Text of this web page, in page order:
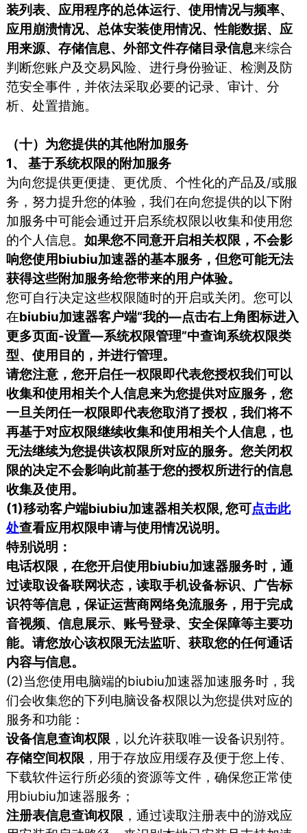
装列表、应用程序的总体运行、使用情况与频率、
应用崩溃情况、总体安装使用情况、性能数据、应
用来源、存储信息、外部文件存储目录信息来综合
判断您账户及交易风险、进行身份验证、检测及防
范安全事件，并依法采取必要的记录、审计、分
析、处置措施。
（十）为您提供的其他附加服务
1、 基于系统权限的附加服务
为向您提供更便捷、更优质、个性化的产品及/或服
务，努力提升您的体验，我们在向您提供的以下附
加服务中可能会通过开启系统权限以收集和使用您
的个人信息。如果您不同意开启相关权限，不会影
响您使用biubiu加速器的基本服务，但您可能无法
获得这些附加服务给您带来的用户体验。
您可自行决定这些权限随时的开启或关闭。您可以
在biubiu加速器客户端“我的—点击右上角图标进入
更多页面-设置—系统权限管理”中查询系统权限类
型、使用目的，并进行管理。
请您注意，您开启任一权限即代表您授权我们可以
收集和使用相关个人信息来为您提供对应服务，您
一旦关闭任一权限即代表您取消了授权，我们将不
再基于对应权限继续收集和使用相关个人信息，也
无法继续为您提供该权限所对应的服务。您关闭权
限的决定不会影响此前基于您的授权所进行的信息
收集及使用。
(1)移动客户端biubiu加速器相关权限, 您可点击此
处查看应用权限申请与使用情况说明。
特别说明：
电话权限，在您开启使用biubiu加速器服务时，通
过读取设备联网状态，读取手机设备标识、广告标
识符等信息，保证运营商网络免流服务，用于完成
音视频、信息展示、账号登录、安全保障等主要功
能。请您放心该权限无法监听、获取您的任何通话
内容与信息。
(2)当您使用电脑端的biubiu加速器加速服务时，我
们会收集您的下列电脑设备权限以为您提供对应的
服务和功能：
设备信息查询权限 ，以允许获取唯一设备识别符。
存储空间权限 ，用于存放应用缓存及便于您上传、
下载软件运行所必须的资源等文件，确保您正常使
用biubiu加速器服务；
注册表信息查询权限 ，通过读取注册表中的游戏应